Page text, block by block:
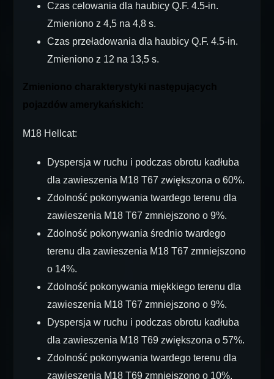
Czas celowania dla haubicy Q.F. 4.5-in.
Zmieniono z 4,5 na 4,8 s.
Czas przeładowania dla haubicy Q.F. 4.5-in.
Zmieniono z 12 na 13,5 s.
Zmieniono charakterystyki następujących
pojazdów amerykańskich:
M18 Hellcat:
Dyspersja w ruchu i podczas obrotu kadłuba
dla zawieszenia M18 T67 zwiększona o 60%.
Zdolność pokonywania twardego terenu dla
zawieszenia M18 T67 zmniejszono o 9%.
Zdolność pokonywania średnio twardego
terenu dla zawieszenia M18 T67 zmniejszono
o 14%.
Zdolność pokonywania miękkiego terenu dla
zawieszenia M18 T67 zmniejszono o 9%.
Dyspersja w ruchu i podczas obrotu kadłuba
dla zawieszenia M18 T69 zwiększona o 57%.
Zdolność pokonywania twardego terenu dla
zawieszenia M18 T69 zmniejszono o 10%.